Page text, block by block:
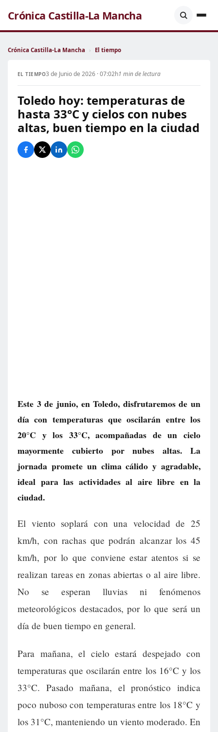
Crónica Castilla-La Mancha
Crónica Castilla-La Mancha › El tiempo
EL TIEMPO3 de Junio de 2026 · 07:02h1 min de lectura
Toledo hoy: temperaturas de
hasta 33°C y cielos con nubes
altas, buen tiempo en la ciudad
Este 3 de junio, en Toledo, disfrutaremos de un
día con temperaturas que oscilarán entre los
20°C y los 33°C, acompañadas de un cielo
mayormente cubierto por nubes altas. La
jornada promete un clima cálido y agradable,
ideal para las actividades al aire libre en la
ciudad.
El viento soplará con una velocidad de 25
km/h, con rachas que podrán alcanzar los 45
km/h, por lo que conviene estar atentos si se
realizan tareas en zonas abiertas o al aire libre.
No se esperan lluvias ni fenómenos
meteorológicos destacados, por lo que será un
día de buen tiempo en general.
Para mañana, el cielo estará despejado con
temperaturas que oscilarán entre los 16°C y los
33°C. Pasado mañana, el pronóstico indica
poco nuboso con temperaturas entre los 18°C y
los 31°C, manteniendo un viento moderado. En